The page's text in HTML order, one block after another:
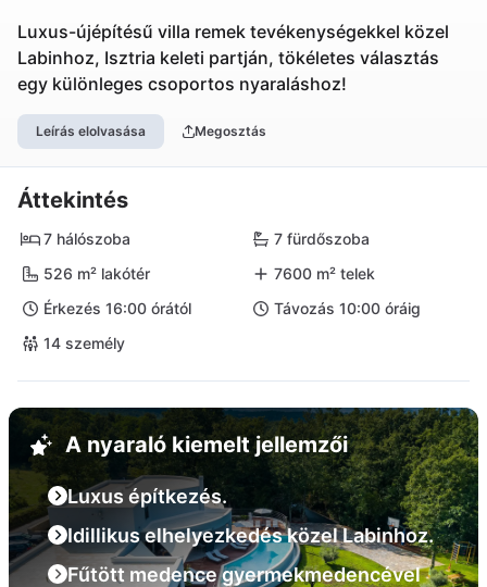
Luxus-újépítésű villa remek tevékenységekkel közel
Labinhoz, Isztria keleti partján, tökéletes választás
egy különleges csoportos nyaraláshoz!
Leírás elolvasása Megosztás
Áttekintés
7 hálószoba
7 fürdőszoba
526 m² lakótér
7600 m² telek
Érkezés 16:00 órától
Távozás 10:00 óráig
14 személy
A nyaraló kiemelt jellemzői
Luxus építkezés.
Idillikus elhelyezkedés közel Labinhoz.
Fűtött medence gyermekmedencével